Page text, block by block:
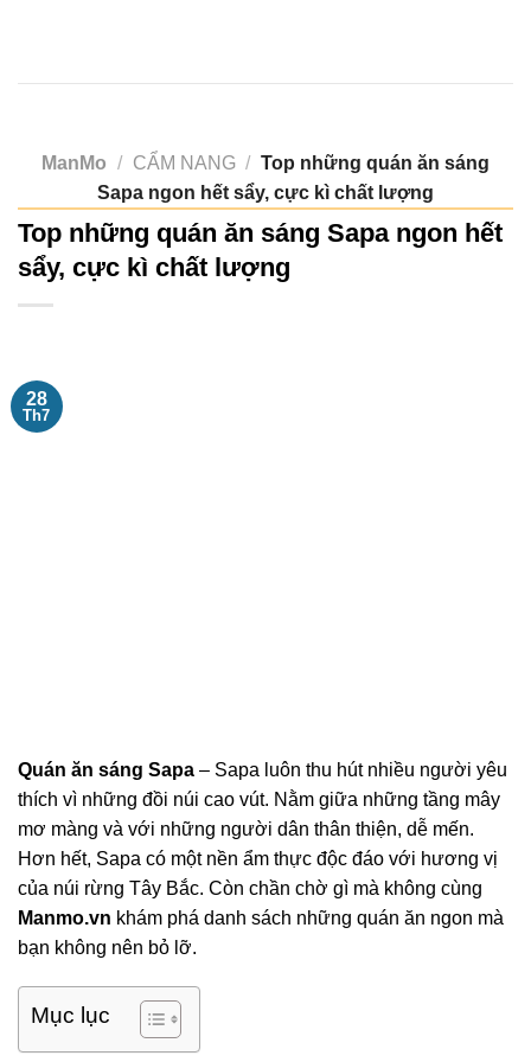
ManMo / CẨM NANG / Top những quán ăn sáng
Sapa ngon hết sẩy, cực kì chất lượng
Top những quán ăn sáng Sapa ngon hết
sẩy, cực kì chất lượng
28
Th7
Quán ăn sáng Sapa – Sapa luôn thu hút nhiều người yêu
thích vì những đồi núi cao vút. Nằm giữa những tầng mây
mơ màng và với những người dân thân thiện, dễ mến.
Hơn hết, Sapa có một nền ẩm thực độc đáo với hương vị
của núi rừng Tây Bắc. Còn chần chờ gì mà không cùng
Manmo.vn khám phá danh sách những quán ăn ngon mà
bạn không nên bỏ lỡ.
Mục lục